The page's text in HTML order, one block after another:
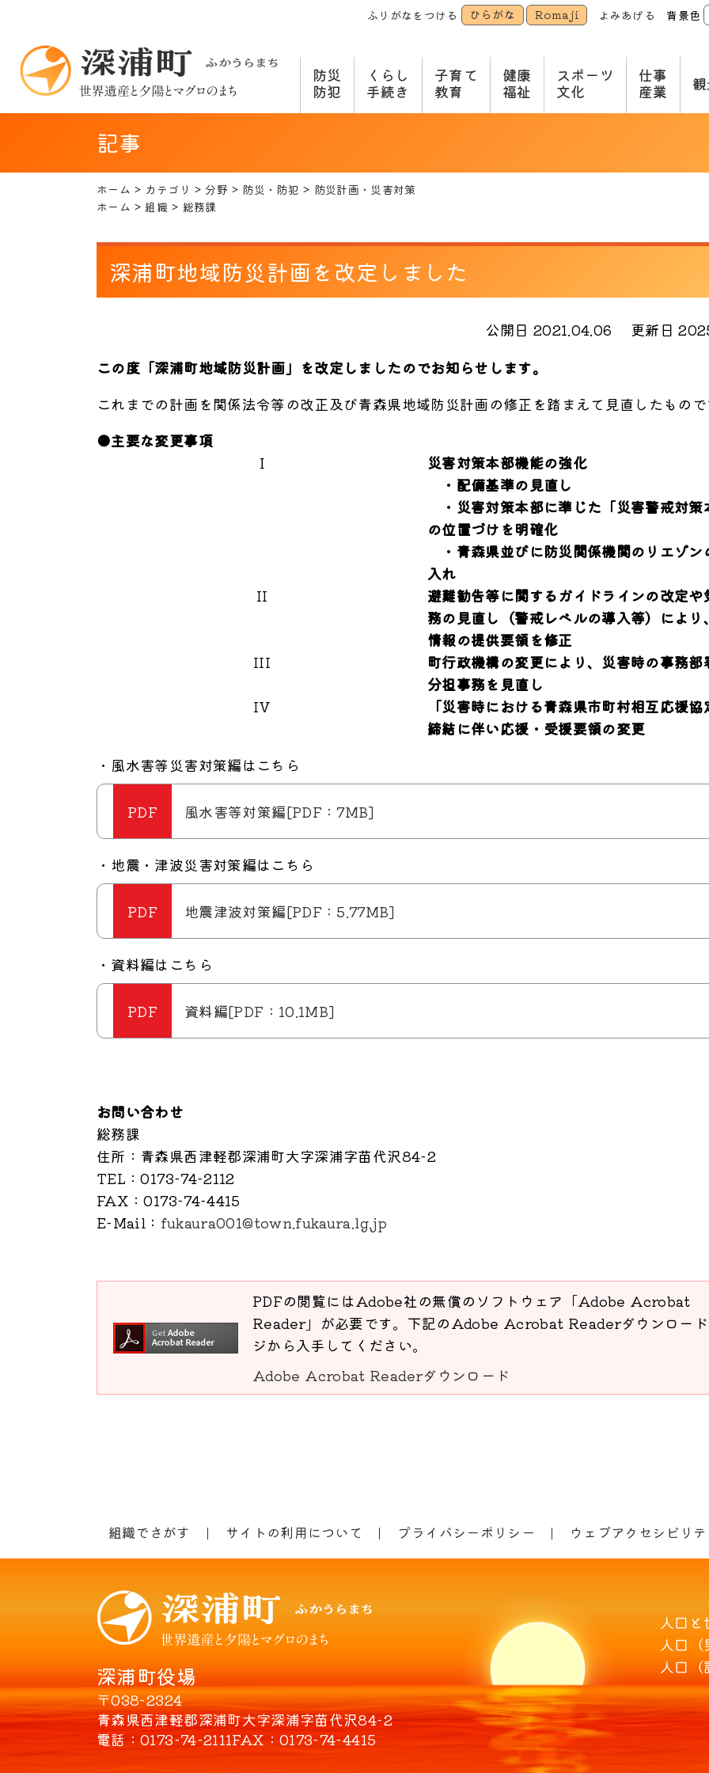
ふりがなをつける ひらがな Romaji よみあげる 背景色
防災
防犯
くらし
手続き
子育て
教育
健康
福祉
スポーツ
文化
仕事
産業
記事
ホーム カテゴリ 分野 防災・防犯
防災計画・災害対策
ホーム
組織 総務課
深浦町地域防災計画を改定しました
公開日 2021.04.06
更新日
この度「深浦町地域防災計画」を改定しましたのでお知らせします。
これまでの計画を関係法令等の改正及び青森県地域防災計画の修正を踏まえて見直したもの
●主要な変更事項
Ｉ
災害対策本部機能の強化
・配備基準の見直し
・災害対策本部に準じた「災害警戒対策
の位置づけを明確化
・青森県並びに防災関係機関のリエゾン
入れ
II
避難勧告等に関するガイドラインの改定や
務の見直し（警戒レベルの導入等）により
情報の提供要領を修正
III
町行政機構の変更により、災害時の事務部
分担事務を見直し
IV
「災害時における青森県市町村相互応援
締結に伴い応援・受援要領の変更
・風水害等災害対策編はこちら
風水害等対策編[PDF：7MB]
・地震・津波災害対策編はこちら
地震津波対策編[PDF：5.77MB]
・資料編はこちら
資料編[PDF：10.1MB]
お問い合わせ
総務課
住所 ：青森県西津軽郡深浦町大字深浦字苗代沢84-2
TEL ：0173-74-2112
FAX ：0173-74-4415
E-Mail ： fukaura001@town.fukaura.lg.jp
PDFの閲覧にはAdobe社の無償のソフトウェア「Adobe Acrobat
Reader」が必要です。下記のAdobe Acrobat Readerダウンロー
ジから入手してください。
Adobe Acrobat Readerダウンロード
組織でさがす サイトの利用について プライバシーポリシー ウェブアクセシビリ
深浦町役場
〒038-2324
青森県西津軽郡深浦町大字深浦字苗代沢84-2
電話
0173-74-2111FAX 0173-74-4415
人口と
人口（
人口（